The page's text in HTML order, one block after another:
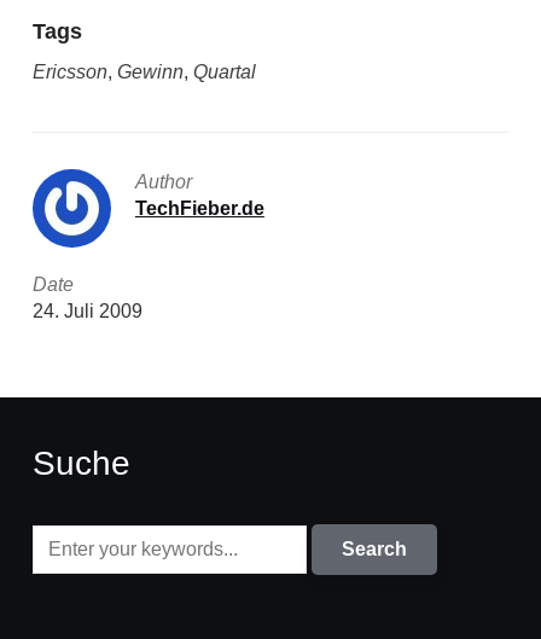
Tags
Ericsson, Gewinn, Quartal
Author
TechFieber.de
Date
24. Juli 2009
Suche